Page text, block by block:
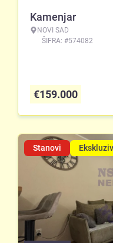
Kamenjar
NOVI SAD
ŠIFRA: #574082
€159.000
Stanovi